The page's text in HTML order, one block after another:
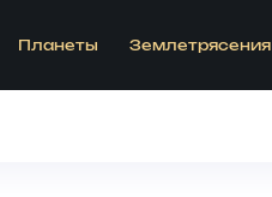
Планеты Землетрясения